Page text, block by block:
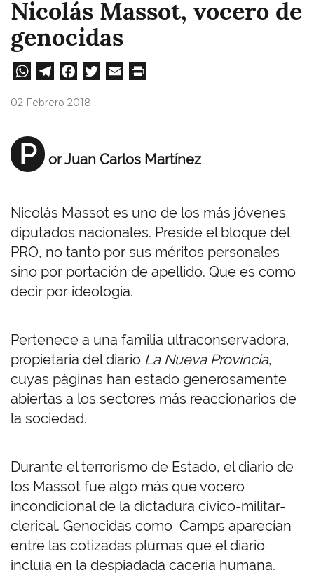
Nicolás Massot, vocero de
genocidas
W
A
pp
Te
m
Fa
02 Febrero 2018
P or Juan Carlos Martínez
Nicolás Massot es uno de los más jóvenes
diputados nacionales. Preside el bloque del
PRO, no tanto por sus méritos personales
sino por portación de apellido. Que es como
decir por ideología.
Pertenece a una familia ultraconservadora,
propietaria del diario La Nueva Provincia,
cuyas páginas han estado generosamente
abiertas a los sectores más reaccionarios de
la sociedad.
Durante el terrorismo de Estado, el diario de
los Massot fue algo más que vocero
incondicional de la dictadura cívico-militar-
clerical. Genocidas como Camps aparecían
entre las cotizadas plumas que el diario
incluía en la despiadada cacería humana.